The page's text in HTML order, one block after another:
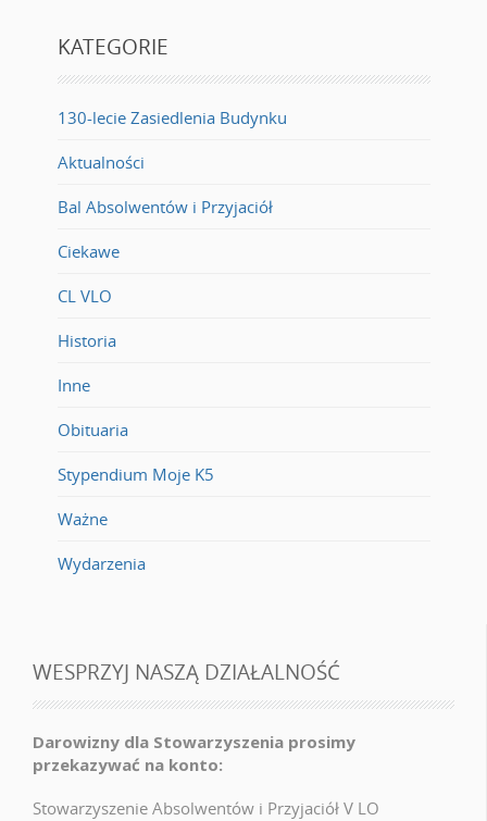
KATEGORIE
130-lecie Zasiedlenia Budynku
Aktualności
Bal Absolwentów i Przyjaciół
Ciekawe
CL VLO
Historia
Inne
Obituaria
Stypendium Moje K5
Ważne
Wydarzenia
WESPRZYJ NASZĄ DZIAŁALNOŚĆ
Darowizny dla Stowarzyszenia prosimy
przekazywać na konto:
Stowarzyszenie Absolwentów i Przyjaciół V LO